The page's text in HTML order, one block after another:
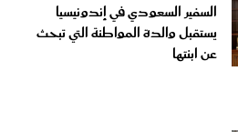
السفير السعودي في إندونيسيا
يستقبل والدة المواطنة التي تبحث
عن ابنتها